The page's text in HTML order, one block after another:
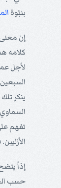
بنبّوة
إن
كلامه
لأجل
ينكر
تفهم
إذاً
حسب